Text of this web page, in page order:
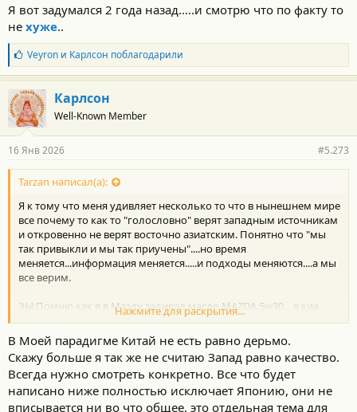
Я вот задумался 2 года назад.....и смотрю что по факту то
не хуже..
Б
л
а
г
о
д
а
н
о
с
и
:
Veyronи Карлсон поблагодарили
Карлсон
Well-Known Member
16 Янв 2026 #5.273
Tarzan написал(а):
Я к тому что меня удивляет несколько то что в нынешнем мире
все почему то как то "голословно" верят западным источникам
и откровенно не верят восточно азиатским. Понятно что "мы
так привыкли и мы так приучены"....но время
меняется...информация меняется.....и подходы меняются....а мы
все верим.
ЗЫ:Помню как я в Мазду заливал масло MAZDA 5w30... в киа
SHELL Ultra.....потом в тойоте что то то же..... и меня рынок -
форумы и сообщество приучили "
лукойл или гпн".........потом услышал вопрос от тестя "а что мне в
шкоду залить из масла так как VAG вское от ОД стало
дорогим"......бля тут я решил разобраться и оказалось :
MAZDA - Тотал - Калужской разливки (сейчас MZD или NEO с той
Нажмите для раскрытия...
В Моей парадигме Китай не есть равно дерьмо.
Скажу больше я так же не считаю Запад равно качество.
Всегда нужно смотреть конкретно. Все что будет
написано ниже полностью исключает Японию, они не
вписывается ни во что общее, это отдельная тема для